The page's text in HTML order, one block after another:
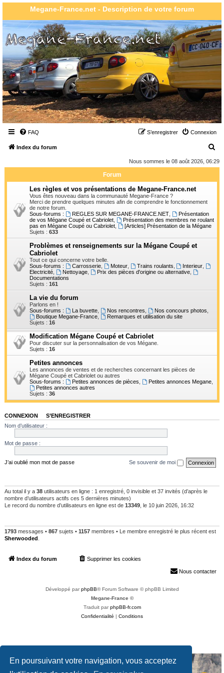
En poursuivant votre navigation, vous acceptez
Megane-France.net - Description de votre forum
FAQ Connexion
S’enregistrer
Index du forum
e
h
Nous sommes le 08 août 2026, 06:29
Forum
Les règles et vos présentations de Megane-France.net
Vous êtes nouveau dans la communauté Megane-France ?
Merci de prendre quelques minutes afin de comprendre le fonctionnement
de notre forum.
Sous-forums :
REGLES SUR MEGANE-FRANCE.NET,
Présentation
de vos Mégane Coupé et Cabriolet
Présentation des membres ne roulant
pas en Mégane Coupé ou Cabriolet
[Articles] Présentation de la Mégane
Sujets : 633
Problèmes et renseignements sur la Mégane Coupé et
Cabriolet
Tout ce qui concerne votre belle.
Sous-forums :
Carrosserie, Moteur, Trains roulants Interieur
Electricité
Nettoyage, Prix des pièces d'origine ou alternative,
Documentations
Sujets : 161
La vie du forum
Parlons en !
Sous-forums :
La buvette, Nos rencontres Nos concours photos
Boutique Megane-France,
Remarques et utilisation du site
Sujets : 16
Modification Mégane Coupé et Cabriolet
Pour discuter sur la personnalisation de vos Mégane.
Sujets : 16
Petites annonces
Les annonces de ventes et de recherches concernant les pièces de
Mégane Coupé et Cabriolet ou autres
Sous-forums :
Petites annonces de pièces Petites annonces Megane,
Petites annonces autres
Sujets : 36
CONNEXION
S’ENREGISTRER
Nom d’utilisateur :
Mot de passe :
J’ai oublié mon mot de passe Se souvenir de moi
Au total il y a 38 utilisateurs en ligne : 1 enregistré, 0 invisible et 37 invités (d’après le
nombre d’utilisateurs actifs ces 5 dernières minutes)
Le record du nombre d’utilisateurs en ligne est de 13349 , le 10 juin 2026, 16:32
1793 messages • 867 sujets • 1157 membres • Le membre enregistré le plus récent est
Sherwooded
Index du forum Supprimer les cookies
Nous contacter
Développé parphpBB® Forum Software © phpBB Limited
Megane-France ©
Traduit parphpBB-fr.com
Confidentialité | Conditions